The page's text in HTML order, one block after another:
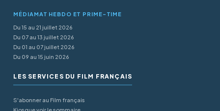
MÉDIAMAT HEBDO ET PRIME-TIME
Du 15 au 21 juillet 2026
Du 07 au 13 juillet 2026
Du 01 au 07 juillet 2026
Du 09 au 15 juin 2026
LES SERVICES DU FILM FRANÇAIS
S'abonner au Film français